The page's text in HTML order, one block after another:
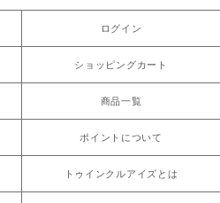
ログイン
ショッピングカート
商品一覧
ポイントについて
トゥインクルアイズとは